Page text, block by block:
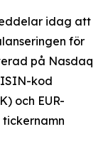
idag att
för
på Nasdaq
kod
och EUR-